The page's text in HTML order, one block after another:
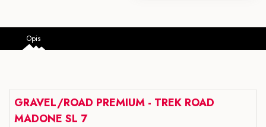
Opis
GRAVEL/ROAD PREMIUM - TREK ROAD
MADONE SL 7